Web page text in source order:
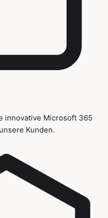
innovative Microsoft 365
Kunden.